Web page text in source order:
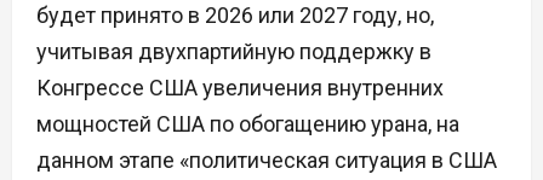
будет принято в 2026 или 2027 году, но,
учитывая двухпартийную поддержку в
Конгрессе США увеличения внутренних
мощностей США по обогащению урана, на
данном этапе «политическая ситуация в США